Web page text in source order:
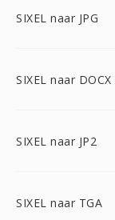
SIXEL naar JPG
SIXEL naar DOCX
SIXEL naar JP2
SIXEL naar TGA